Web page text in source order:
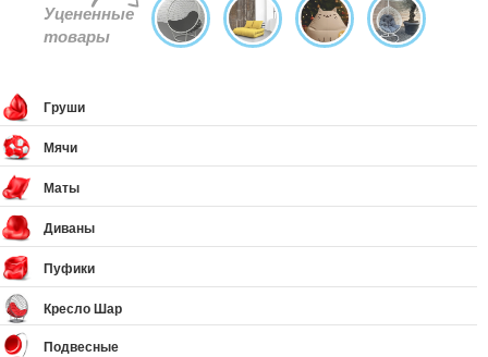
Уцененные
товары
Груши
Мячи
Маты
Диваны
Пуфики
Кресло Шар
Подвесные